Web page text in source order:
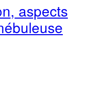
aspects